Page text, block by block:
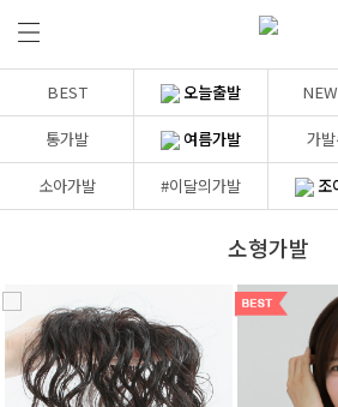
BEST 오늘출발 NEW
통가발 여름가발 가
소아가발 #이달의가발 조
소형가발